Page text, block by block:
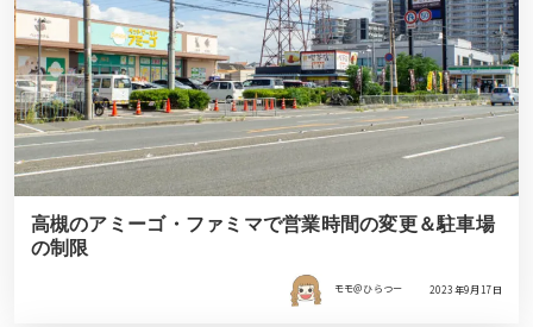
高槻のアミーゴ・ファミマで営業時間の変更＆駐車場
の制限
モモ＠ひらつー 2023年9月17日